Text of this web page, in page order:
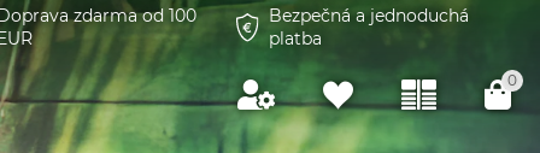
zdarma od 100
Bezpečná a jednoduchá
platba
0